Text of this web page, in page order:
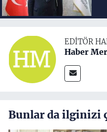
EDITÖR
Haber
Bunlar da ilginizi